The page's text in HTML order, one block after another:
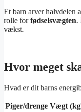
Et barn arver halvdelen
rolle forfødselsvægten.
vækst.
Hvor meget
Hvad er dit barns
Piger/drenge Vægt